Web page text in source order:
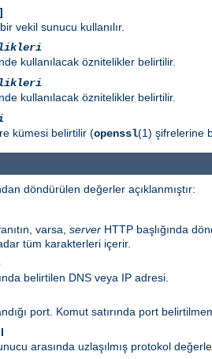
vekil sunucu kullanılır.
kullanılacak öznitelikler belirtilir.
kullanılacak öznitelikler belirtilir.
kümesi belirtilir (openssl(1) şifrelerine
döndürülen değerler açıklanmıştır:
varsa, server HTTP başlığında
tüm karakterleri içerir.
belirtilen DNS veya IP adresi.
port. Komut satırında port
arasında uzlaşılmış protokol